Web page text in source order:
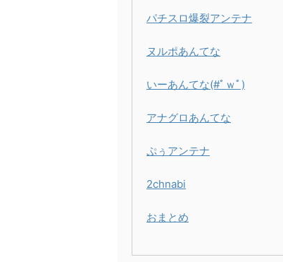
パチスロ爆裂アンテナ
ヌルポあんてな
いーあんてな(#ﾟｗﾟ)
アナグロあんてな
ぷぅアンテナ
2chnabi
おまとめ